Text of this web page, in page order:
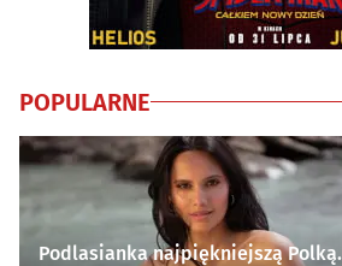
POPULARNE
Podlasianka najpiękniejszą Polką.